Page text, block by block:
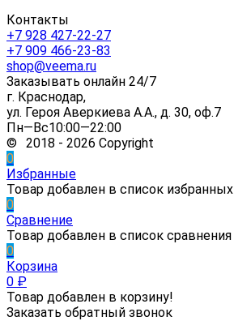
Контакты
+7 928 427-22-27
+7 909 466-23-83
shop@veema.ru
Заказывать онлайн 24/7
г. Краснодар,
ул. Героя Аверкиева А.А., д. 30, оф.7
Пн—Вс10:00—22:00
© 2018 - 2026 Copyright
0
Избранные
Товар добавлен в список избранных
0
Сравнение
Товар добавлен в список сравнения
0
Корзина
0 ₽
Товар добавлен в корзину!
Заказать обратный звонок